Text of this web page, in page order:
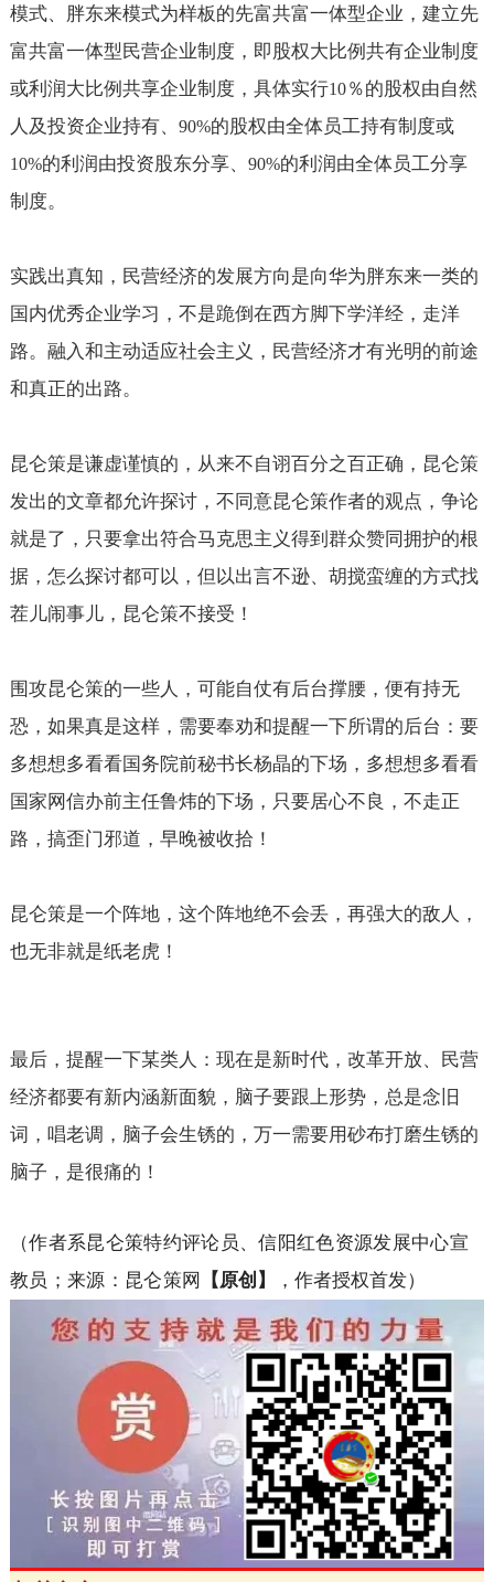
模式、胖东来模式为样板的先富共富一体型企业，建立先
富共富一体型民营企业制度，即股权大比例共有企业制度
或利润大比例共享企业制度，具体实行10％的股权由自然
人及投资企业持有、 90%的股权由全体员工持有制度或
10%的利润由投资股东分享、 90%的利润由全体员工分享
制度。
实践出真知，民营经济的发展方向是向华为胖东来一类的
国内优秀企业学习，不是跪倒在西方脚下学洋经，走洋
路。融入和主动适应社会主义，民营经济才有光明的前途
和真正的出路。
昆仑策是谦虚谨慎的，从来不自诩百分之百正确，昆仑策
发出的文章都允许探讨，不同意昆仑策作者的观点，争论
就是了，只要拿出符合马克思主义得到群众赞同拥护的根
据，怎么探讨都可以，但以出言不逊、胡搅蛮缠的方式找
茬儿闹事儿，昆仑策不接受！
围攻昆仑策的一些人，可能自仗有后台撑腰，便有持无
恐，如果真是这样，需要奉劝和提醒一下所谓的后台：要
多想想多看看国务院前秘书长杨晶的下场，多想想多看看
国家网信办前主任鲁炜的下场，只要居心不良，不走正
路，搞歪门邪道，早晚被收拾！
昆仑策是一个阵地，这个阵地绝不会丢，再强大的敌人，
也无非就是纸老虎！
最后，提醒一下某类人：现在是新时代，改革开放、民营
经济都要有新内涵新面貌，脑子要跟上形势，总是念旧
词，唱老调，脑子会生锈的，万一需要用砂布打磨生锈的
脑子，是很痛的！
（作者系昆仑策特约评论员、信阳红色资源发展中心宣
教员；来源：昆仑策网
【原创】 ，作者授权首发）